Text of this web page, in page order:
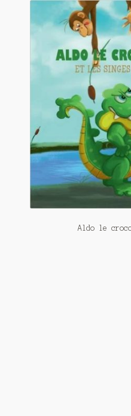
De(s)tracteur réduit au silence
Enlèvement rêvé
Il fallait me laisser mourir
La clé du bonheur
Les boules du Père Noël
Liste de tous mes romans
Aldo le